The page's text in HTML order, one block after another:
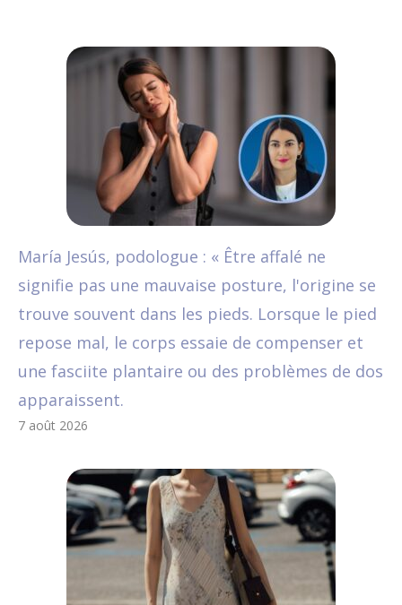
María Jesús, podologue : « Être affalé ne
signifie pas une mauvaise posture, l'origine se
trouve souvent dans les pieds. Lorsque le pied
repose mal, le corps essaie de compenser et
une fasciite plantaire ou des problèmes de dos
apparaissent.
7 août 2026